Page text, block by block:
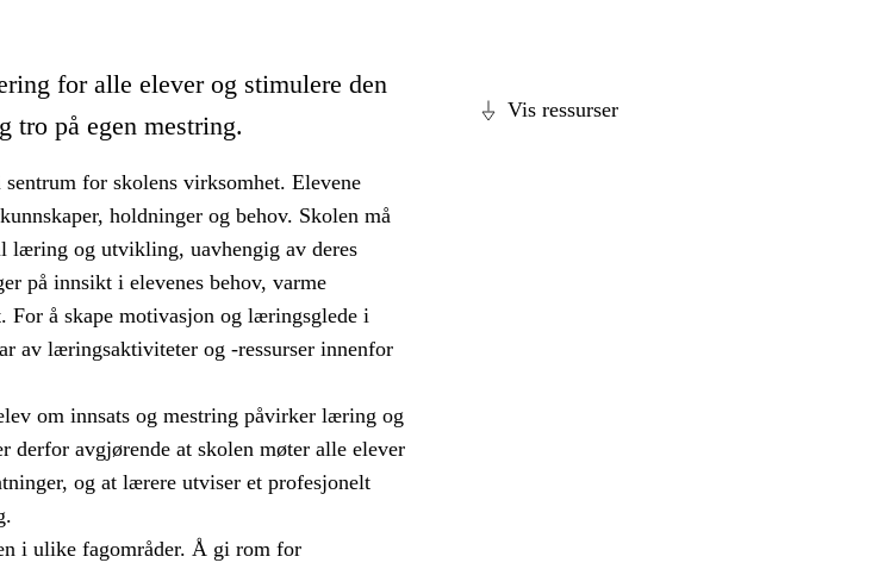
Vis ressurser
for alle elever og stimulere den
tro på egen mestring.
for skolens virksomhet. Elevene
holdninger og behov. Skolen må
læring og utvikling, uavhengig av deres
på innsikt i elevenes behov, varme
For å skape motivasjon og læringsglede i
av læringsaktiviteter og -ressurser innenfor
om innsats og mestring påvirker læring og
derfor avgjørende at skolen møter alle elever
og at lærere utviser et profesjonelt
i ulike fagområder. Å gi rom for